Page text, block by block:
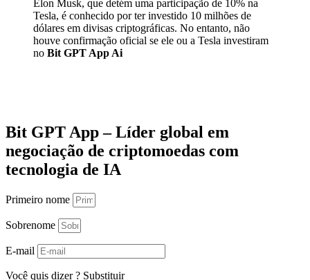
Elon Musk, que detém uma participação de 10% na
Tesla, é conhecido por ter investido 10 milhões de
dólares em divisas criptográficas. No entanto, não
houve confirmação oficial se ele ou a Tesla investiram
no Bit GPT App Ai
Bit GPT App – Líder global em
negociação de criptomoedas com
tecnologia de IA
Primeiro nome
Sobrenome
E-mail
Você quis dizer ? Substituir